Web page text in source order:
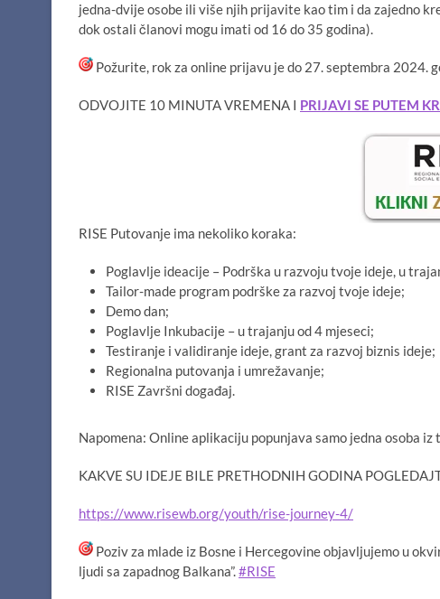
jedna-dvije osobe ili više njih prijavite kao tim i da zajedno
dok ostali članovi mogu imati od 16 do 35 godina).
Požurite, rok za online prijavu je do 27. septembra 2024.
ODVOJITE 10 MINUTA VREMENA I PRIJAVI SE PUTEM
RISE Putovanje ima nekoliko koraka:
Poglavlje ideacije – Podrška u razvoju tvoje ideje, u
Tailor-made program podrške za razvoj tvoje ideje;
Demo dan;
Poglavlje Inkubacije – u trajanju od 4 mjeseci;
Testiranje i validiranje ideje, grant za razvoj biznis ideje;
Regionalna putovanja i umrežavanje;
RISE Završni događaj.
Napomena: Online aplikaciju popunjava samo jedna osoba
KAKVE SU IDEJE BILE PRETHODNIH GODINA
https://www.risewb.org/youth/rise-journey-4/
Poziv za mlade iz Bosne i Hercegovine objavljujemo u
ljudi sa zapadnog Balkana”.#RISE